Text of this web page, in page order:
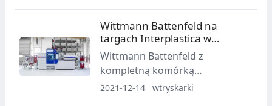
pakiet sankcji, który w dłuższym
okresie pozwoli znacząco
ograniczyć możliwości
finansowania i konkurowania
Rosji w gospodarce
technologicznej XXI wieku.
Wittmann Battenfeld na
targach Interplastica w
Moskwie
Wittmann Battenfeld z
kompletną komórką
produkcyjną Wittmann 4.0 na
2021-12-14 wtryskarki